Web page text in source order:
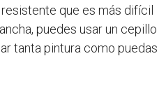
que es más difícil
puedes usar un cepillo
tanta pintura como puedas